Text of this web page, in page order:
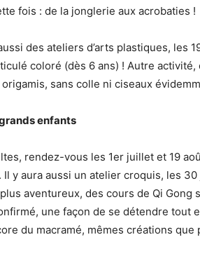
fois : de la jonglerie aux acrobaties !
des ateliers d’arts plastiques, les
coloré (dès 6 ans) ! Autre
sans colle ni ciseaux
enfants
rendez-vous les 1er juillet et 19
Il y aura aussi un atelier croquis, les 30
aventureux, des cours de Qi
une façon de se détendre tout
du macramé, mêmes créations